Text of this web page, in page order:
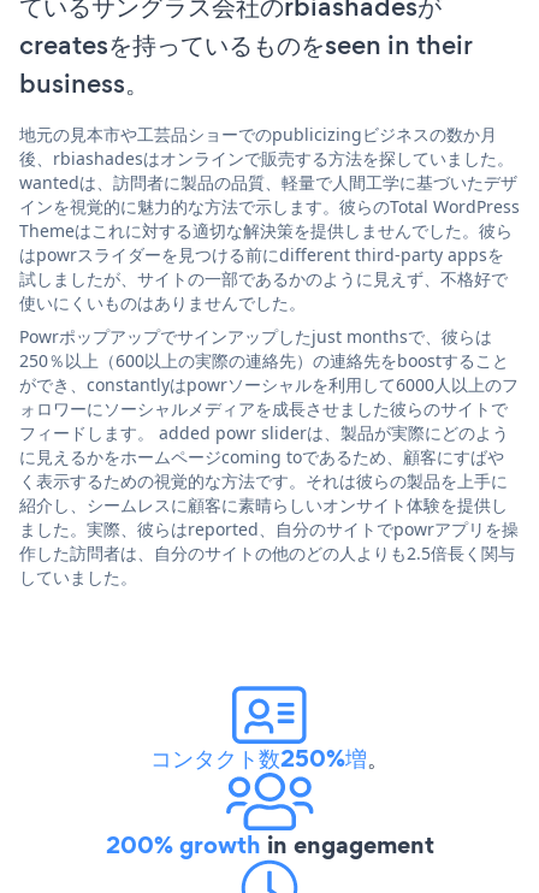
createsを持っているものをseen in their
business。
地元の見本市や工芸品ショーでのpublicizingビジネスの数か月
後、rbiashadesはオンラインで販売する方法を探していました。
wantedは、訪問者に製品の品質、軽量で人間工学に基づいたデザ
インを視覚的に魅力的な方法で示します。彼らのTotal WordPress
Themeはこれに対する適切な解決策を提供しませんでした。彼ら
はpowrスライダーを見つける前にdifferent third-party appsを
試しましたが、サイトの一部であるかのように見えず、不格好で
使いにくいものはありませんでした。
Powrポップアップでサインアップしたjust monthsで、彼らは
250％以上（600以上の実際の連絡先）の連絡先をboostすること
ができ、constantlyはpowrソーシャルを利用して6000人以上のフ
ォロワーにソーシャルメディアを成長させました彼らのサイトで
フィードします。 added powr sliderは、製品が実際にどのよう
に見えるかをホームページcoming toであるため、顧客にすばや
く表示するための視覚的な方法です。それは彼らの製品を上手に
紹介し、シームレスに顧客に素晴らしいオンサイト体験を提供し
ました。実際、彼らはreported、自分のサイトでpowrアプリを操
作した訪問者は、自分のサイトの他のどの人よりも2.5倍長く関与
していました。
コンタクト数250%増。
200% growth in engagement